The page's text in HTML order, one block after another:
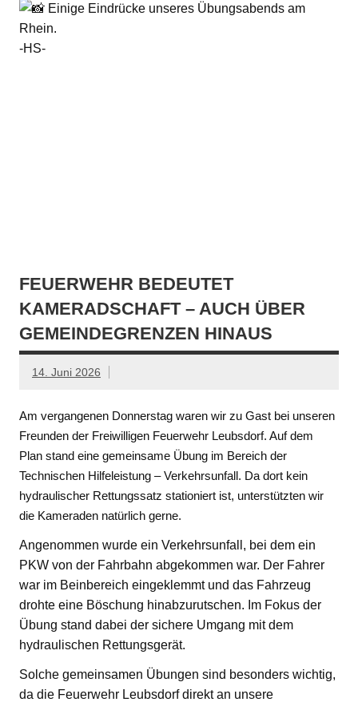
Einige Eindrücke unseres Übungsabends am
Rhein.
-HS-
FEUERWEHR BEDEUTET
KAMERADSCHAFT – AUCH ÜBER
GEMEINDEGRENZEN HINAUS
14. Juni 2026
Am vergangenen Donnerstag waren wir zu Gast bei unseren
Freunden der Freiwilligen Feuerwehr Leubsdorf. Auf dem
Plan stand eine gemeinsame Übung im Bereich der
Technischen Hilfeleistung – Verkehrsunfall. Da dort kein
hydraulischer Rettungssatz stationiert ist, unterstützten wir
die Kameraden natürlich gerne.
Angenommen wurde ein Verkehrsunfall, bei dem ein
PKW von der Fahrbahn abgekommen war. Der Fahrer
war im Beinbereich eingeklemmt und das Fahrzeug
drohte eine Böschung hinabzurutschen. Im Fokus der
Übung stand dabei der sichere Umgang mit dem
hydraulischen Rettungsgerät.
Solche gemeinsamen Übungen sind besonders wichtig,
da die Feuerwehr Leubsdorf direkt an unsere